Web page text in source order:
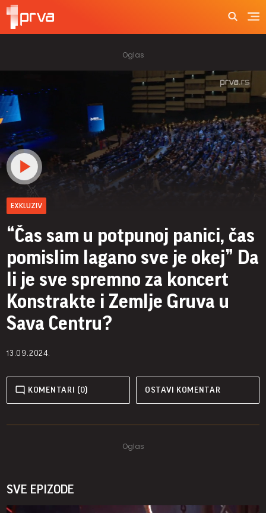
EXKLUZIV
“Čas sam u potpunoj panici, čas
pomislim lagano sve je okej” Da
li je sve spremno za koncert
Konstrakte i Zemlje Gruva u
Sava Centru?
13.09.2024.
KOMENTARI (0) OSTAVI KOMENTAR
SVE EPIZODE